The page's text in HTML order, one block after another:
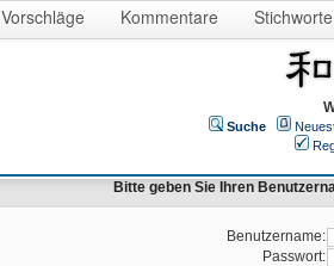
Vorschläge Kommentare Stichworte
Suche
Bitte geben Sie Ihren
Benutzername:
Passwort: